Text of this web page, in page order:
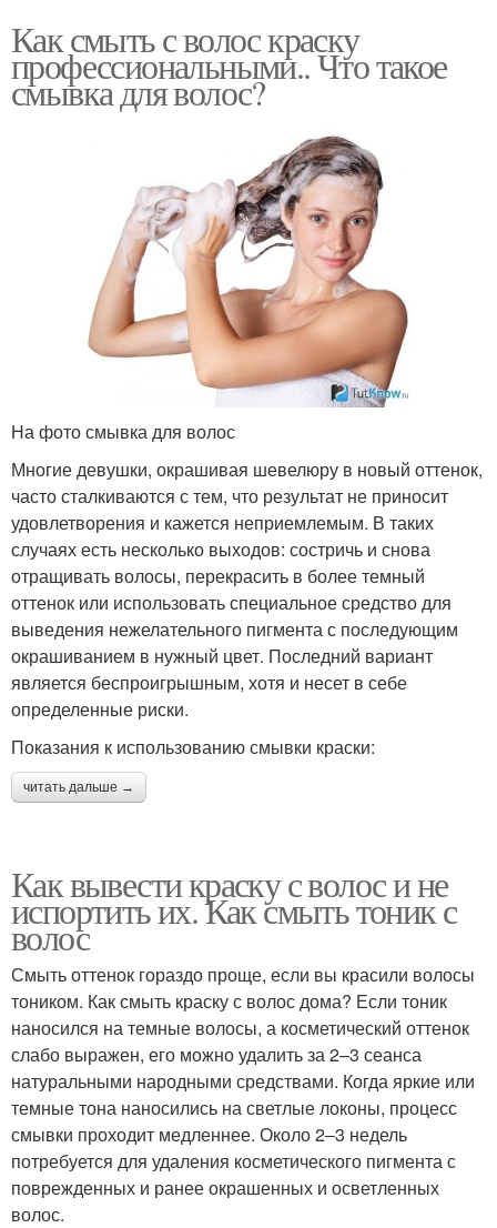
Как смыть с волос краску
профессиональными.. Что такое
смывка для волос?
На фото смывка для волос
Многие девушки, окрашивая шевелюру в новый оттенок,
часто сталкиваются с тем, что результат не приносит
удовлетворения и кажется неприемлемым. В таких
случаях есть несколько выходов: состричь и снова
отращивать волосы, перекрасить в более темный
оттенок или использовать специальное средство для
выведения нежелательного пигмента с последующим
окрашиванием в нужный цвет. Последний вариант
является беспроигрышным, хотя и несет в себе
определенные риски.
Показания к использованию смывки краски:
читать дальше →
Как вывести краску с волос и не
испортить их. Как смыть тоник с
волос
Смыть оттенок гораздо проще, если вы красили волосы
тоником. Как смыть краску с волос дома? Если тоник
наносился на темные волосы, а косметический оттенок
слабо выражен, его можно удалить за 2–3 сеанса
натуральными народными средствами. Когда яркие или
темные тона наносились на светлые локоны, процесс
смывки проходит медленнее. Около 2‒3 недель
потребуется для удаления косметического пигмента с
поврежденных и ранее окрашенных и осветленных
волос.